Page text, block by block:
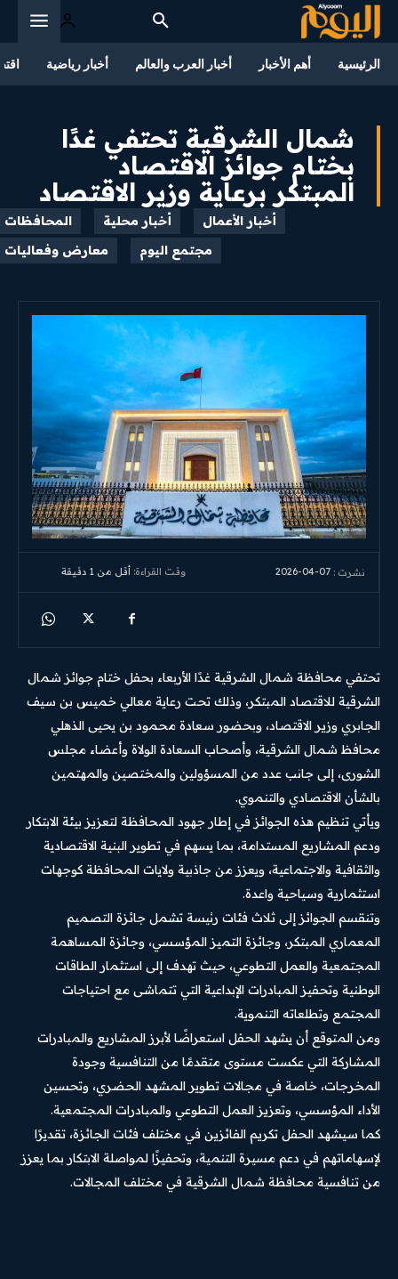
الرئيسية أهم الأخبار أخبار العرب والعالم أخبار رياضية
شمال الشرقية تحتفي غدًا
بختام جوائز الاقتصاد
المبتكر برعاية وزير الاقتصاد
أخبار الأعمال أخبار محلية
المحافظات
مجتمع اليوم
معارض وفعاليات
نشرت : 2026-04-07 وقت القراءة: أقل من 1 دقيقة
تحتفي محافظة شمال الشرقية غدًا الأربعاء بحفل ختام جوائز شمال
الشرقية للاقتصاد المبتكر، وذلك تحت رعاية معالي خميس بن سيف
الجابري وزير الاقتصاد، وبحضور سعادة محمود بن يحيى الذهلي
محافظ شمال الشرقية، وأصحاب السعادة الولاة وأعضاء مجلس
الشورى، إلى جانب عدد من المسؤولين والمختصين والمهتمين
بالشأن الاقتصادي والتنموي.
ويأتي تنظيم هذه الجوائز في إطار جهود المحافظة لتعزيز بيئة الابتكار
ودعم المشاريع المستدامة، بما يسهم في تطوير البنية الاقتصادية
والثقافية والاجتماعية، ويعزز من جاذبية ولايات المحافظة كوجهات
استثمارية وسياحية واعدة.
وتنقسم الجوائز إلى ثلاث فئات رئيسة تشمل جائزة التصميم
المعماري المبتكر، وجائزة التميز المؤسسي، وجائزة المساهمة
المجتمعية والعمل التطوعي، حيث تهدف إلى استثمار الطاقات
الوطنية وتحفيز المبادرات الإبداعية التي تتماشى مع احتياجات
المجتمع وتطلعاته التنموية.
ومن المتوقع أن يشهد الحفل استعراضًا لأبرز المشاريع والمبادرات
المشاركة التي عكست مستوى متقدمًا من التنافسية وجودة
المخرجات، خاصة في مجالات تطوير المشهد الحضري، وتحسين
الأداء المؤسسي، وتعزيز العمل التطوعي والمبادرات المجتمعية.
كما سيشهد الحفل تكريم الفائزين في مختلف فئات الجائزة، تقديرًا
لإسهاماتهم في دعم مسيرة التنمية، وتحفيزًا لمواصلة الابتكار بما يعزز
من تنافسية محافظة شمال الشرقية في مختلف المجالات.